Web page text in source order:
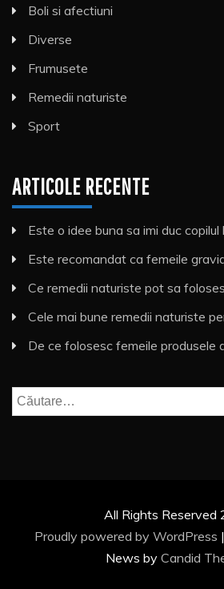
Boli si afectiuni
Diverse
Frumusete
Remedii naturiste
Sport
ARTICOLE RECENTE
Este o idee buna sa imi duc
Este recomandat ca femeile
Ce remedii naturiste pot sa
Cele mai bune remedii naturiste
De ce folosesc femeile produsele
Caută
după:
All Rights Reserved
Proudly powered by WordPress |
News by Candid